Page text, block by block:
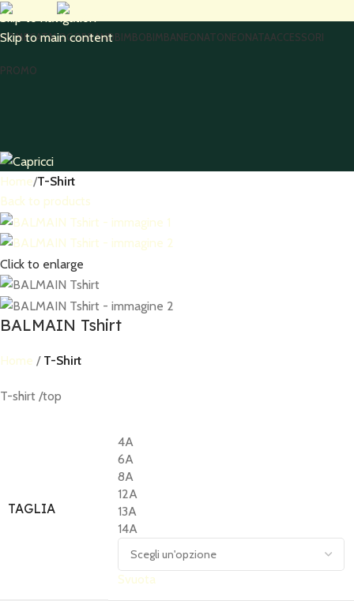
Skip to navigation
Skip to main content
HOMECATALOGOBRANDBIMBOBIMBANEONATONEONATAACCESSORI
PROMO
Home T-Shirt
Back to products
Click to enlarge
BALMAIN Tshirt
Home T-Shirt
T-shirt /top
TAGLIA
4A
6A
8A
12A
13A
14A
Svuota